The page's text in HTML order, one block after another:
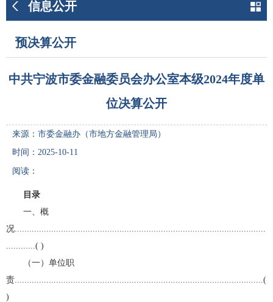
信息公开
预决算公开
中共宁波市委金融委员会办公室本级2024年度单
位决算公开
来源：市委金融办（市地方金融管理局）
时间：2025-10-11
阅读：
目录
一、概
况.......................................................................................................
............( )
（一）单位职
责......................................................................................................(
)